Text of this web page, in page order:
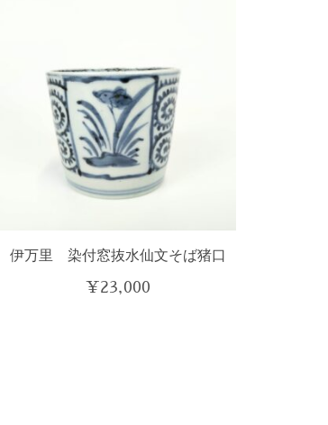
伊万里 染付窓抜水仙文そば猪口
¥23,000